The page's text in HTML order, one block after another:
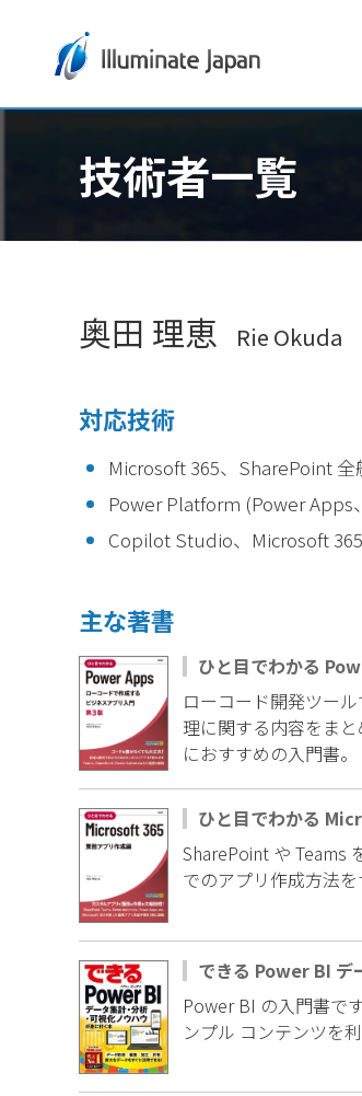
技術者一覧
奥田 理恵 Rie Okuda
対応技術
Microsoft 365、SharePoint
Power Platform (Power Apps
Copilot Studio、Microsoft
主な著書
ひと目でわかる
ローコード開発ツー
理に関する内容をま
におすすめの入門書。
ひと目でわかる
SharePoint や Teams
でのアプリ作成方法を
できる Power BI デ
Power BI の入門書で
ンプル コンテンツを